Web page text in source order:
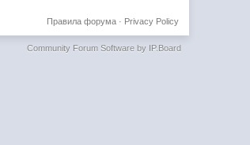
Privacy Policy
Правила форума·
Community Forum Software by IP.Board